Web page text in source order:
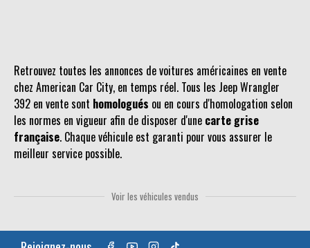
Retrouvez toutes les annonces de voitures américaines en vente
chez American Car City, en temps réel. Tous les Jeep Wrangler
392 en vente sont homologués ou en cours d'homologation selon
les normes en vigueur afin de disposer d'une carte grise
française. Chaque véhicule est garanti pour vous assurer le
meilleur service possible.
Voir les véhicules vendus